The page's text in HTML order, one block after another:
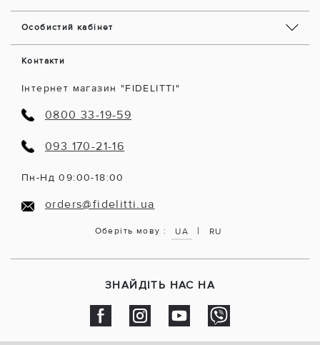
Особистий кабінет
Контакти
Інтернет магазин "FIDELITTI"
0800 33-19-59
093 170-21-16
Пн-Нд 09:00-18:00
orders@fidelitti.ua
Оберіть мову : UA | RU
ЗНАЙДІТЬ НАС НА